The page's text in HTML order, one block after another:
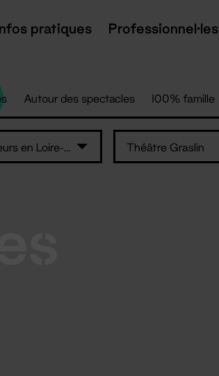
pratiques Professionnel·les
Autour des spectacles 100% famille
Ailleurs en Loire-Atlantique Théâtre Graslin